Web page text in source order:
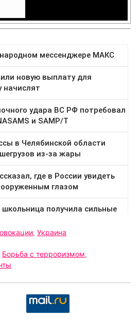
, Украина
Борьба с терроризмом,